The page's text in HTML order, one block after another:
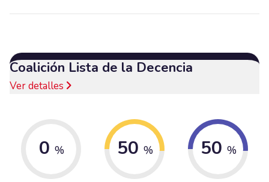
Coalición Lista de la Decencia
Ver detalles
0 % 50 % 50 %